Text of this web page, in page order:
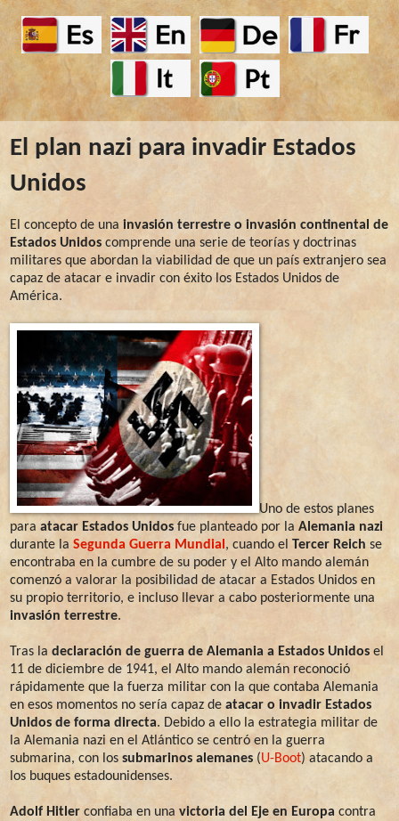
El plan nazi para invadir Estados
Unidos
El concepto de una invasión terrestre o invasión continental de
Estados Unidos comprende una serie de teorías y doctrinas
militares que abordan la viabilidad de que un país extranjero sea
capaz de atacar e invadir con éxito los Estados Unidos de
América.
Uno de estos planes
para atacar Estados Unidosfue planteado por la Alemania nazi
durante la Segunda Guerra Mundial , cuando el Tercer Reich se
encontraba en la cumbre de su poder y el Alto mando alemán
comenzó a valorar la posibilidad de atacar a Estados Unidos en
su propio territorio, e incluso llevar a cabo posteriormente una
invasión terrestre.
Tras la declaración de guerra de Alemania a Estados Unidos el
11 de diciembre de 1941, el Alto mando alemán reconoció
rápidamente que la fuerza militar con la que contaba Alemania
en esos momentos no sería capaz de atacar o invadir Estados
Unidos de forma directa. Debido a ello la estrategia militar de
la Alemania nazi en el Atlántico se centró en la guerra
submarina, con los submarinos alemanes (U-Boot) atacando a
los buques estadounidenses.
Adolf Hitler confiaba en una victoria del Eje en Europa contra